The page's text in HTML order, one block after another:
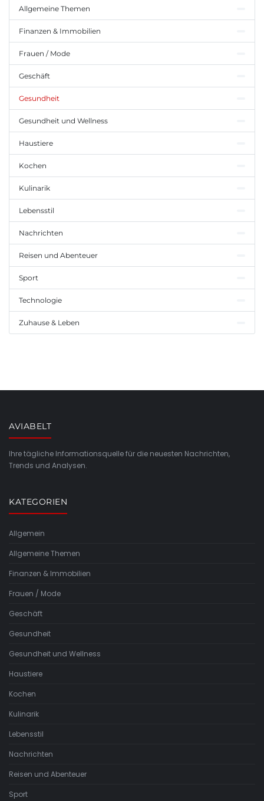
Allgemeine Themen
Finanzen & Immobilien
Frauen / Mode
Geschäft
Gesundheit
Gesundheit und Wellness
Haustiere
Kochen
Kulinarik
Lebensstil
Nachrichten
Reisen und Abenteuer
Sport
Technologie
Zuhause & Leben
AVIABELT
Ihre tägliche Informationsquelle für die neuesten Nachrichten,
Trends und Analysen.
KATEGORIEN
Allgemein
Allgemeine Themen
Finanzen & Immobilien
Frauen / Mode
Geschäft
Gesundheit
Gesundheit und Wellness
Haustiere
Kochen
Kulinarik
Lebensstil
Nachrichten
Reisen und Abenteuer
Sport